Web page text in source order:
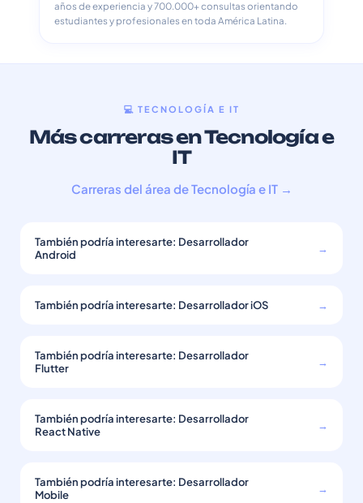
años de experiencia y 700.000+ consultas orientando
estudiantes y profesionales en toda América Latina.
💻 TECNOLOGÍA E IT
Más carreras en Tecnología e
IT
Carreras del área de Tecnología e IT →
También podría interesarte: Desarrollador
Android
→
También podría interesarte: Desarrollador iOS →
También podría interesarte: Desarrollador
Flutter
→
También podría interesarte: Desarrollador
React Native
→
También podría interesarte: Desarrollador
Mobile
→